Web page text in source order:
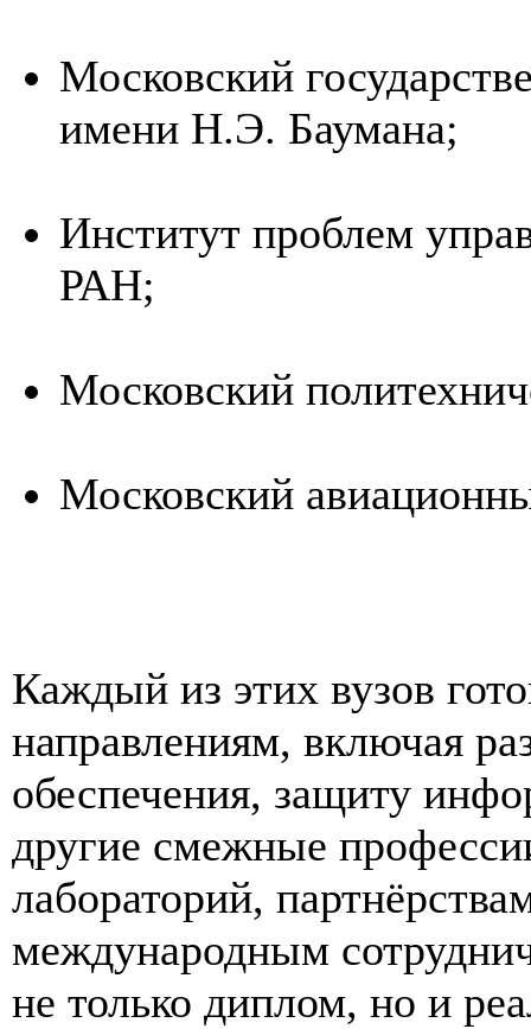
Московский
имени Н.Э. Баумана;
Институт проблем
РАН;
Московский
Московский
Каждый из этих вузов
направлениям, включая
обеспечения, защиту
другие смежные
лабораторий,
международным
не только диплом, но и